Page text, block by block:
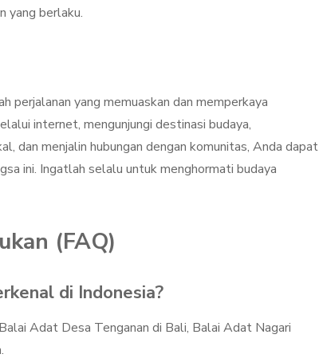
yang berlaku.
perjalanan yang memuaskan dan memperkaya
internet, mengunjungi destinasi budaya,
dan menjalin hubungan dengan komunitas, Anda dapat
ini. Ingatlah selalu untuk menghormati budaya
(FAQ)
di Indonesia?
Adat Desa Tenganan di Bali, Balai Adat Nagari